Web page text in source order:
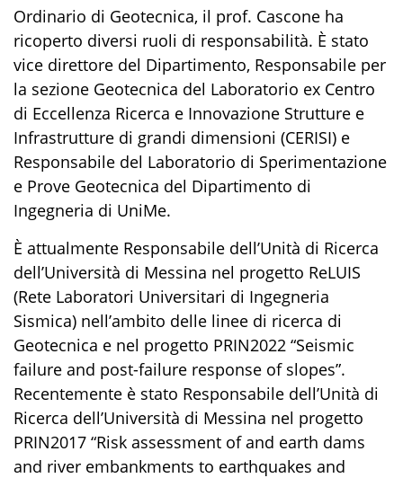
Ordinario di Geotecnica, il prof. Cascone ha
ricoperto diversi ruoli di responsabilità. È stato
vice direttore del Dipartimento, Responsabile per
la sezione Geotecnica del Laboratorio ex Centro
di Eccellenza Ricerca e Innovazione Strutture e
Infrastrutture di grandi dimensioni (CERISI) e
Responsabile del Laboratorio di Sperimentazione
e Prove Geotecnica del Dipartimento di
Ingegneria di UniMe.
È attualmente Responsabile dell’Unità di Ricerca
dell’Università di Messina nel progetto ReLUIS
(Rete Laboratori Universitari di Ingegneria
Sismica) nell’ambito delle linee di ricerca di
Geotecnica e nel progetto PRIN2022 “Seismic
failure and post-failure response of slopes”.
Recentemente è stato Responsabile dell’Unità di
Ricerca dell’Università di Messina nel progetto
PRIN2017 “Risk assessment of and earth dams
and river embankments to earthquakes and